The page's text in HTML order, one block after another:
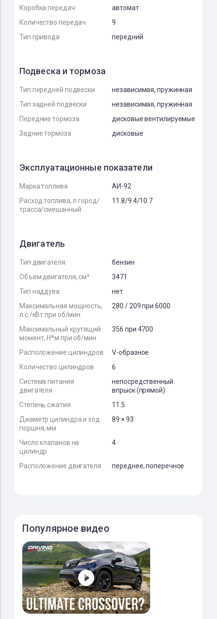
Коробка передач
автомат
Количество передач
9
Тип привода
передний
Подвеска и тормоза
Тип передней подвески
независимая, пружинная
Тип задней подвески
независимая, пружинная
Передние тормоза
дисковые вентилируемые
Задние тормоза
дисковые
Эксплуатационные показатели
Марка топлива
АИ-92
Расход топлива, л город/
трасса/смешанный
11.8/9.4/10.7
Двигатель
Тип двигателя
бензин
Объем двигателя, см³
3471
Тип наддува
нет
Максимальная мощность,
л.с./кВт при об/мин
280 / 209 при 6000
Максимальный крутящий
момент, Н*м при об/мин
356 при 4700
Расположение цилиндров
V-образное
Количество цилиндров
6
Система питания
двигателя
непосредственный
впрыск (прямой)
Степень сжатия
11.5
Диаметр цилиндра и ход
поршня, мм
89 × 93
Число клапанов на
цилиндр
4
Расположение двигателя переднее, поперечное
Популярное видео